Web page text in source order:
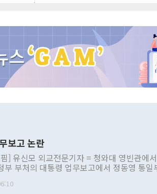
보고 논란
] 유신모 외교전문기자 = 청와대 영빈관에
부 부처의 대통령 업무보고에서 정동영 통
정부 내 조율을 거치지 않은 사안을 정책으로